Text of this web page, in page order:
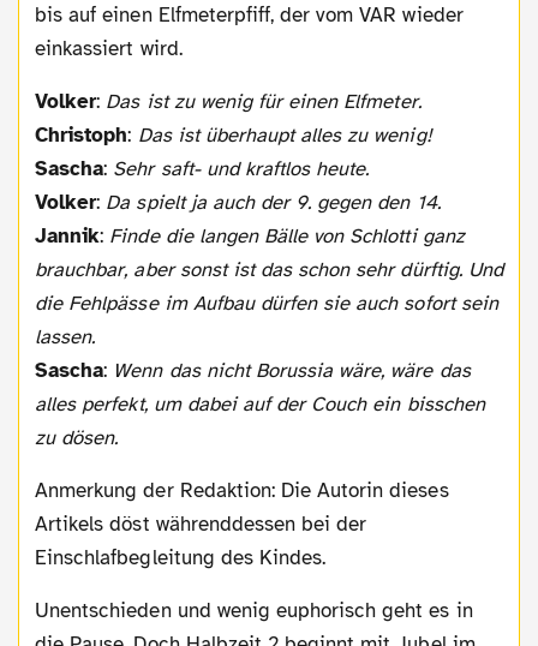
bis auf einen Elfmeterpfiff, der vom VAR wieder
einkassiert wird.
Volker: Das ist zu wenig für einen Elfmeter.
Christoph: Das ist überhaupt alles zu wenig!
Sascha: Sehr saft- und kraftlos heute.
Volker: Da spielt ja auch der 9. gegen den 14.
Jannik: Finde die langen Bälle von Schlotti ganz
brauchbar, aber sonst ist das schon sehr dürftig. Und
die Fehlpässe im Aufbau dürfen sie auch sofort sein
lassen.
Sascha: Wenn das nicht Borussia wäre, wäre das
alles perfekt, um dabei auf der Couch ein bisschen
zu dösen.
Anmerkung der Redaktion: Die Autorin dieses
Artikels döst währenddessen bei der
Einschlafbegleitung des Kindes.
Unentschieden und wenig euphorisch geht es in